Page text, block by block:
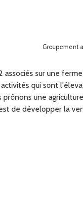
Groupement
associés sur une
qui sont
prônons une
de développer la